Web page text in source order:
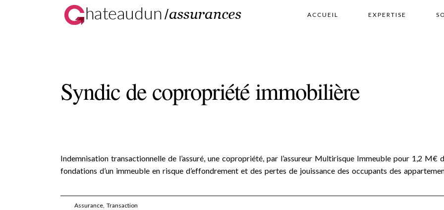
ACCUEIL EXPERTISE
Syndic de copropriété immobilière
Indemnisation transactionnelle de l’assuré, une copropriété, par l’assureur Multirisque Immeuble pour 1,2 M€
fondations d’un immeuble en risque d’effondrement et des pertes de jouissance des occupants des
Assurance, Transaction